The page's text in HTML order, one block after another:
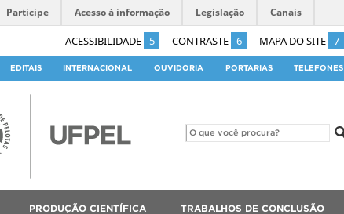
ACESSIBILIDADE 5 CONTRASTE 6 MAPA DO SITE 7
Participe Acesso à informação Legislação Canais
EDITAIS INTERNACIONAL OUVIDORIA PORTARIAS TELEFONES
PRODUÇÃO CIENTÍFICA TRABALHOS DE CONCLUSÃO